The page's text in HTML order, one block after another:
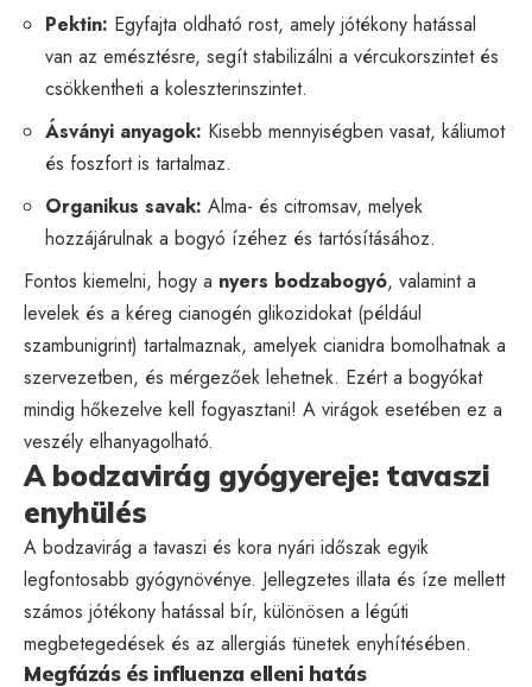
Pektin: Egyfajta oldható rost, amely jótékony hatással
van az emésztésre, segít stabilizálni a vércukorszintet és
csökkentheti a koleszterinszintet.
Ásványi anyagok: Kisebb mennyiségben vasat, káliumot
és foszfort is tartalmaz.
Organikus savak: Alma- és citromsav, melyek
hozzájárulnak a bogyó ízéhez és tartósításához.
Fontos kiemelni, hogy a nyers bodzabogyó, valamint a
levelek és a kéreg cianogén glikozidokat (például
szambunigrint) tartalmaznak, amelyek cianidra bomolhatnak a
szervezetben, és mérgezőek lehetnek. Ezért a bogyókat
mindig hőkezelve kell fogyasztani! A virágok esetében ez a
veszély elhanyagolható.
A bodzavirág gyógyereje: tavaszi
enyhülés
A bodzavirág a tavaszi és kora nyári időszak egyik
legfontosabb gyógynövénye. Jellegzetes illata és íze mellett
számos jótékony hatással bír, különösen a légúti
megbetegedések és az allergiás tünetek enyhítésében.
Megfázás és influenza elleni hatás